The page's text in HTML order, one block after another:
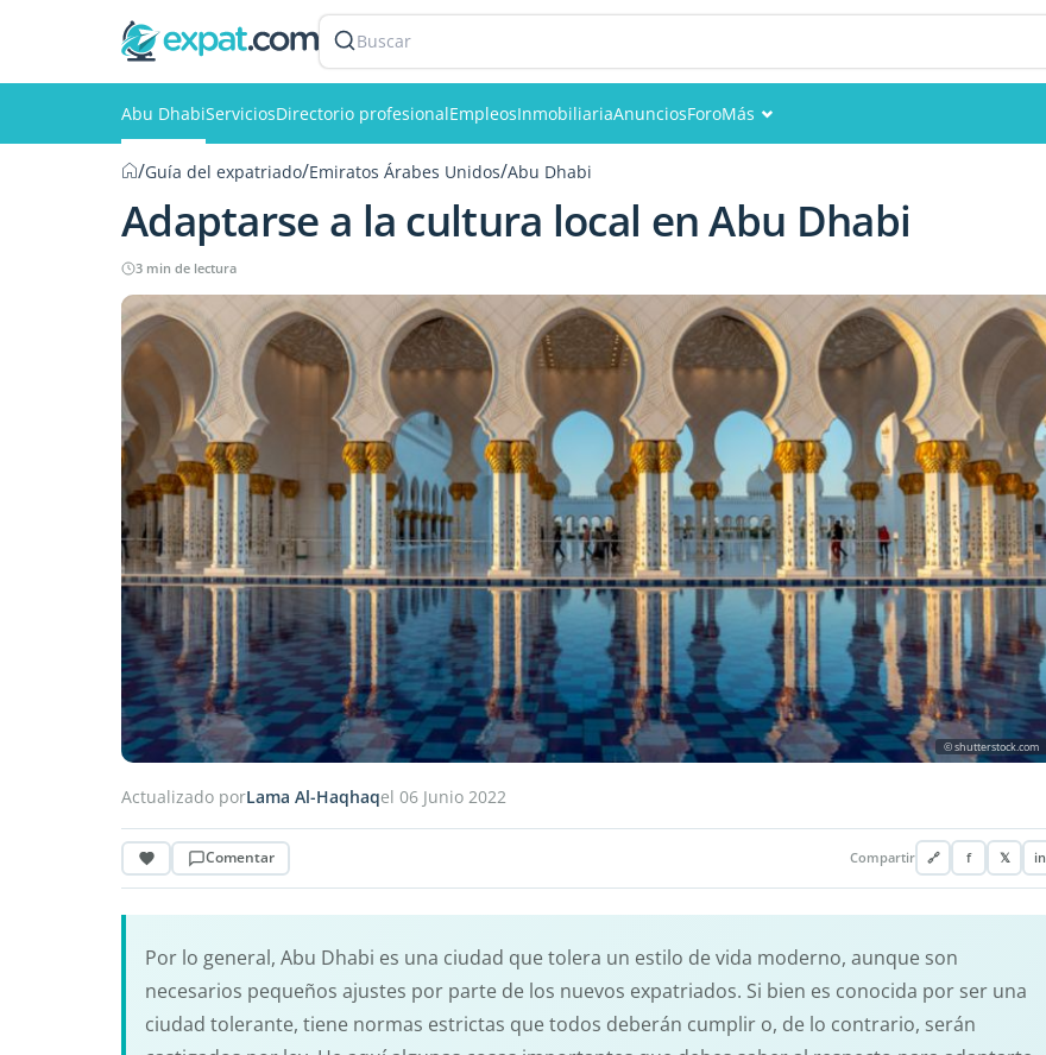
Buscar
Abu DhabiServiciosDirectorio profesionalEmpleosInmobiliariaAnunciosForoMás
Miembros
/Guía del expatriado/Emiratos Árabes Unidos/Abu Dhabi
Adaptarse a la cultura local en Abu Dhabi
3 min de lectura
© shutterstock.com
Actualizado porLama Al-Haqhaqel 06 Junio 2022
Comentar Compartir 🔗 f 𝕏 in
Por lo general, Abu Dhabi es una ciudad que tolera un estilo de vida moderno, aunque son
necesarios pequeños ajustes por parte de los nuevos expatriados. Si bien es conocida por ser una
ciudad tolerante, tiene normas estrictas que todos deberán cumplir o, de lo contrario, serán